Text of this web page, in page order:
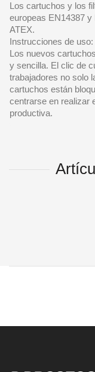
Los cartuchos y los
europeas EN14387
ATEX.
Instrucciones de uso:
Los nuevos
y sencilla. El clic de
trabajadores no solo
cartuchos están
centrarse en realizar
productiva.